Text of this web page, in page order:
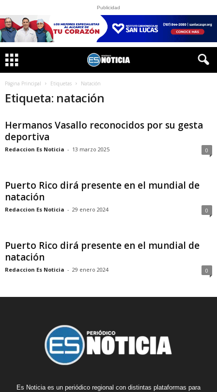
Publicidad
Página Principal Etiquetas Natación
Etiqueta: natación
Hermanos Vasallo reconocidos por su gesta
deportiva
Redaccion Es Noticia - 13 marzo 2025 0
Puerto Rico dirá presente en el mundial de
natación
Redaccion Es Noticia - 29 enero 2024 0
Puerto Rico dirá presente en el mundial de
natación
Redaccion Es Noticia - 29 enero 2024 0
Es Noticia es un periódico regional con distintas plataformas para